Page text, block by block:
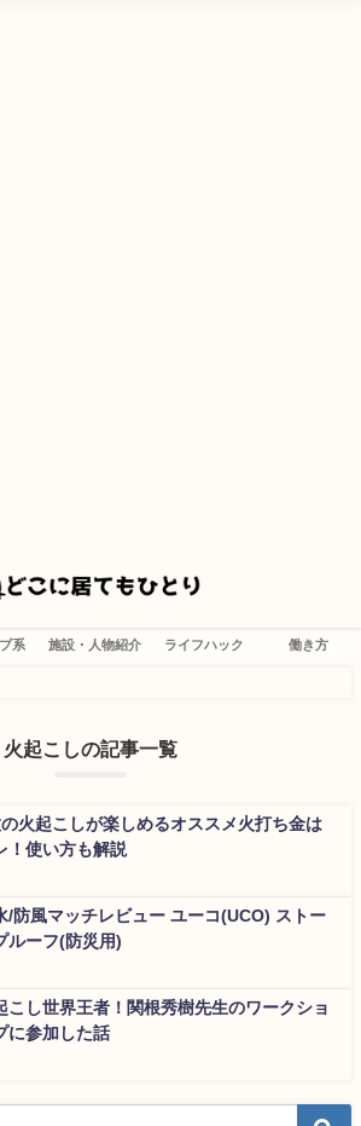
系 施設・人物紹介 ライフハック 働き方
火起こしの記事一覧
火起こしが楽しめるオススメ火打ち金は
！使い方も解説
/防風マッチレビュー ユーコ(UCO) ストー
ルーフ(防災用)
こし世界王者！関根秀樹先生のワークショ
に参加した話